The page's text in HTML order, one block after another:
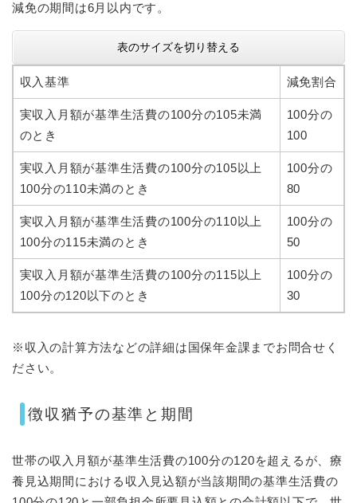
減免の期間は6月以内です。
表のサイズを切り替える
収入基準 減免割合
実収入月額が基準生活費の100分の105未満
のとき
100分の
100
実収入月額が基準生活費の100分の105以上
100分の110未満のとき
100分の
80
実収入月額が基準生活費の100分の110以上
100分の115未満のとき
100分の
50
実収入月額が基準生活費の100分の115以上
100分の120以下のとき
100分の
30
※収入の計算方法などの詳細は国保年金課までお問合せく
ださい。
徴収猶予の基準と期間
世帯の収入月額が基準生活費の100分の120を超えるが、療
養見込期間における収入見込額が当該期間の基準生活費の